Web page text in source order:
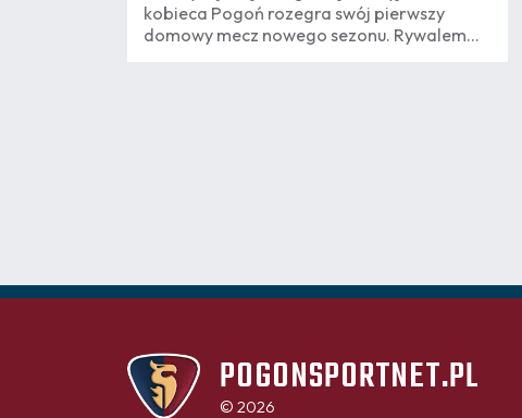
kobieca Pogoń rozegra swój pierwszy
domowy mecz nowego sezonu. Rywalem
POGONSPORTNET.PL
© 2026